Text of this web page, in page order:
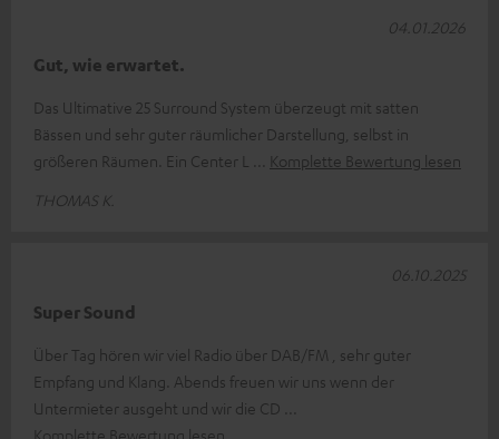
Gut, wie erwartet.
Das Ultimative 25 Surround System überzeugt mit satten
Bässen und sehr guter räumlicher Darstellung, selbst in
größeren Räumen. Ein Center L
Komplette Bewertung lesen
THOMAS K.
04.01.2026
Super Sound
Über Tag hören wir viel Radio über DAB/FM , sehr guter
Empfang und Klang. Abends freuen wir uns wenn der
Untermieter ausgeht und wir die CD
Komplette Bewertung lesen
06.10.2025